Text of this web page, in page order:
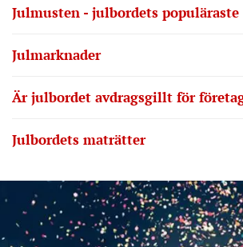
Julmusten - julbordets populäraste
Julmarknader
Är julbordet avdragsgillt för
Julbordets maträtter